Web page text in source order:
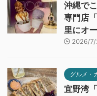
沖縄で
専門店
里にオ
2026/
グルメ・
宜野湾